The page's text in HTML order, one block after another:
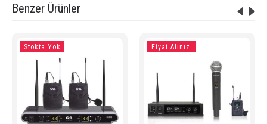
Benzer Ürünler
Stokta Yok Fiyat Alınız.